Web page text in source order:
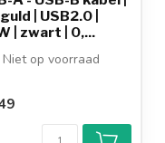
| USB2.0 |
| zwart | 0,...
Niet op voorraad